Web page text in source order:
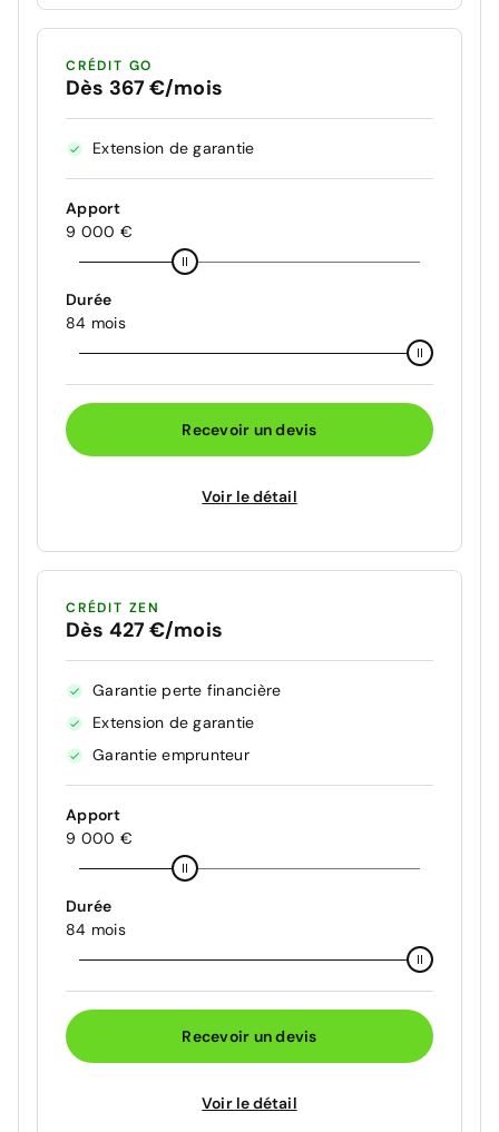
CRÉDIT GO
Dès 367 €/mois
Extension de garantie
Apport
9 000 €
Durée
84 mois
Recevoir un devis
Voir le détail
CRÉDIT ZEN
Dès 427 €/mois
Garantie perte financière
Extension de garantie
Garantie emprunteur
Apport
9 000 €
Durée
84 mois
Recevoir un devis
Voir le détail